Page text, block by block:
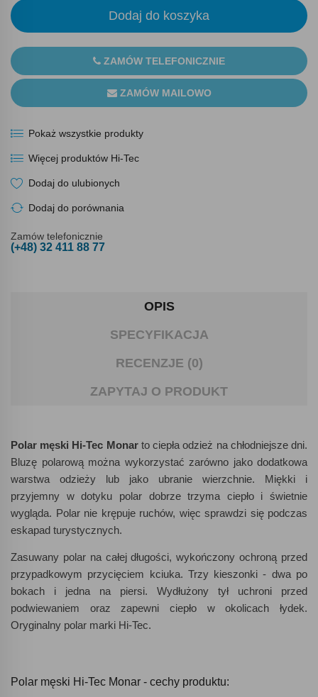
Dodaj do koszyka
ZAMÓW TELEFONICZNIE
ZAMÓW MAILOWO
Pokaż wszystkie produkty
Więcej produktów Hi-Tec
Dodaj do ulubionych
Dodaj do porównania
Zamów telefonicznie
(+48) 32 411 88 77
OPIS
SPECYFIKACJA
RECENZJE (0)
ZAPYTAJ O PRODUKT
Polar męski Hi-Tec Monarto ciepła odzież na chłodniejsze dni.
Bluzę polarową można wykorzystać zarówno jako dodatkowa
warstwa odzieży lub jako ubranie wierzchnie. Miękki i
przyjemny w dotyku polar dobrze trzyma ciepło i świetnie
wygląda. Polar nie krępuje ruchów, więc sprawdzi się podczas
eskapad turystycznych.
Zasuwany polar na całej długości, wykończony ochroną przed
przypadkowym przycięciem kciuka. Trzy kieszonki - dwa po
bokach i jedna na piersi. Wydłużony tył uchroni przed
podwiewaniem oraz zapewni ciepło w okolicach łydek.
Oryginalny polar marki Hi-Tec.
Polar męski Hi-Tec Monar - cechy produktu: